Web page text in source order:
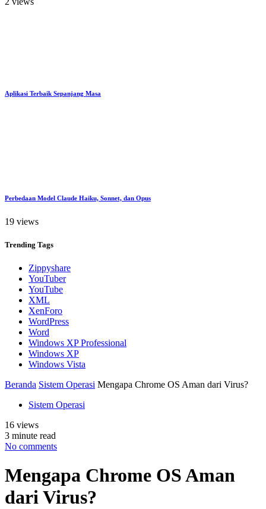
Aplikasi Terbaik Sepanjang Masa
Perbedaan Model Claude Haiku, Sonnet, dan Opus
19 views
Trending Tags
Zippyshare
YouTuber
YouTube
XML
XenForo
WordPress
Word
Windows XP Professional
Windows XP
Windows Vista
Beranda Sistem Operasi Mengapa Chrome OS Aman dari Virus?
Sistem Operasi
16 views
3 minute read
No comments
Mengapa Chrome OS Aman
dari Virus?